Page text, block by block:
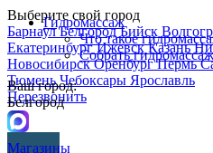
Выберите свой город
БарнаулБелгородБийск
ЕкатеринбургИжевскКазань
НовосибирскОренбургПермь
ТюменьЧебоксары Ярославль
Перезвонить
Гидромассаж
Что такое
Собрать
Ваш город:
Белгород
Магазины